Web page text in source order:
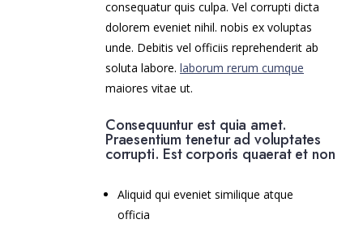
consequatur quis culpa. Vel corrupti dicta
dolorem eveniet nihil. nobis ex voluptas
unde. Debitis vel officiis reprehenderit ab
soluta labore. laborum rerum cumque
maiores vitae ut.
Consequuntur est quia amet.
Praesentium tenetur ad voluptates
corrupti. Est corporis quaerat et non
Aliquid qui eveniet similique atque
officia